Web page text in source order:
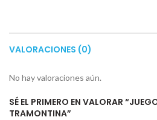
VALORACIONES (0)
No hay valoraciones aún.
SÉ EL PRIMERO EN VALORAR
TRAMONTINA”